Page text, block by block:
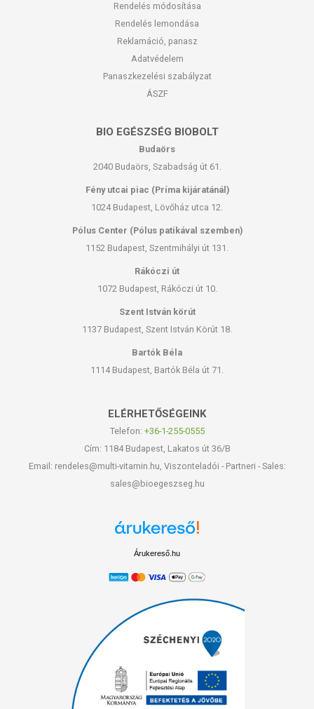
Rendelés módosítása
Rendelés lemondása
Reklamáció, panasz
Adatvédelem
Panaszkezelési szabályzat
ÁSZF
BIO EGÉSZSÉG BIOBOLT
Budaörs
2040 Budaörs, Szabadság út 61.
Fény utcai piac (Príma kijáratánál)
1024 Budapest, Lövőház utca 12.
Pólus Center (Pólus patikával szemben)
1152 Budapest, Szentmihályi út 131.
Rákóczi út
1072 Budapest, Rákóczi út 10.
Szent István körút
1137 Budapest, Szent István Körút 18.
Bartók Béla
1114 Budapest, Bartók Béla út 71.
ELÉRHETŐSÉGEINK
Telefon: +36-1-255-0555
Cím: 1184 Budapest, Lakatos út 36/B
Email: rendeles@multi-vitamin.hu, Viszonteladói - Partneri - Sales:
sales@bioegeszseg.hu
Árukereső.hu